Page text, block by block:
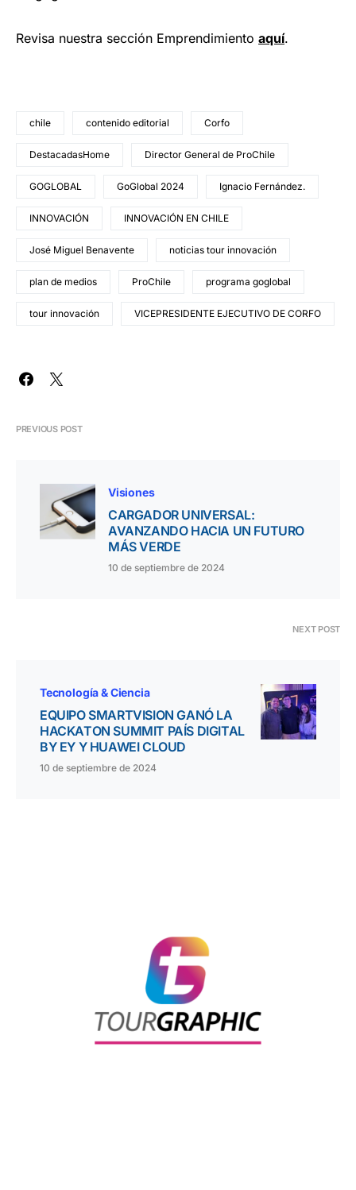
Revisa nuestra sección Emprendimiento aquí.
chile contenido editorial Corfo
DestacadasHome Director General de ProChile
GOGLOBAL GoGlobal 2024 Ignacio Fernández.
INNOVACIÓN INNOVACIÓN EN CHILE
José Miguel Benavente noticias tour innovación
plan de medios ProChile programa goglobal
tour innovación VICEPRESIDENTE EJECUTIVO DE CORFO
PREVIOUS POST
Visiones
CARGADOR UNIVERSAL:
AVANZANDO HACIA UN FUTURO
MÁS VERDE
10 de septiembre de 2024
NEXT POST
Tecnología & Ciencia
EQUIPO SMARTVISION GANÓ LA
HACKATON SUMMIT PAÍS DIGITAL
BY EY Y HUAWEI CLOUD
10 de septiembre de 2024